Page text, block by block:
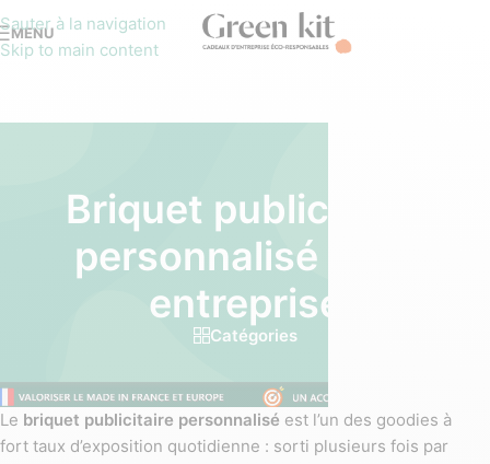
Sauter à la navigation
Skip to main content
MENU
Briquet publicitaire
personnalisé pour
entreprise
Catégories
Le briquet publicitaire personnalisé est l’un des goodies à
fort taux d’exposition quotidienne : sorti plusieurs fois par